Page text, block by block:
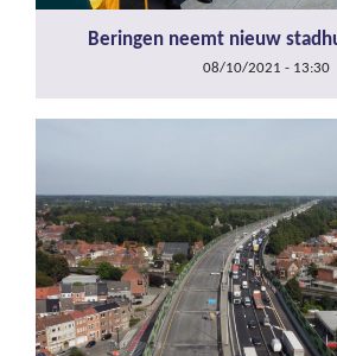
Beringen neemt nieuw
08/10/2021 - 13:30